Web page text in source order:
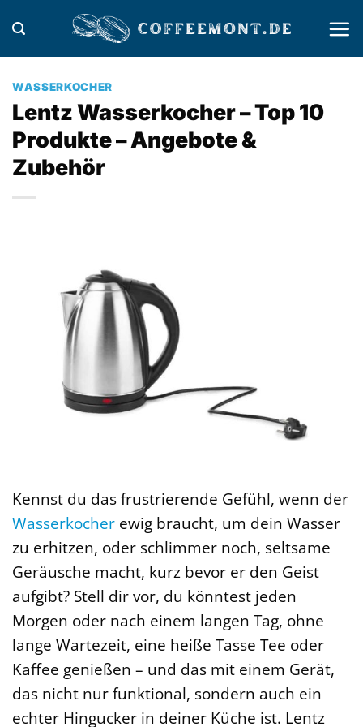
Inhalt
springen
WASSERKOCHER
Lentz Wasserkocher – Top 10
Produkte – Angebote &
Zubehör
Kennst du das frustrierende Gefühl, wenn der
Wasserkocher ewig braucht, um dein Wasser
zu erhitzen, oder schlimmer noch, seltsame
Geräusche macht, kurz bevor er den Geist
aufgibt? Stell dir vor, du könntest jeden
Morgen oder nach einem langen Tag, ohne
lange Wartezeit, eine heiße Tasse Tee oder
Kaffee genießen – und das mit einem Gerät,
das nicht nur funktional, sondern auch ein
echter Hingucker in deiner Küche ist. Lentz